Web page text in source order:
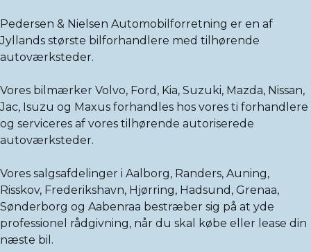
Pedersen & Nielsen Automobilforretning er en af
Jyllands største bilforhandlere med tilhørende
autoværksteder.
Vores bilmærker Volvo, Ford, Kia, Suzuki, Mazda, Nissan,
Jac, Isuzu og Maxus forhandles hos vores ti forhandlere
og serviceres af vores tilhørende autoriserede
autoværksteder.
Vores salgsafdelinger i Aalborg, Randers, Auning,
Risskov, Frederikshavn, Hjørring, Hadsund, Grenaa,
Sønderborg og Aabenraa bestræber sig på at yde
professionel rådgivning, når du skal købe eller lease din
næste bil.